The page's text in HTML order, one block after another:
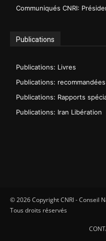
Communiqués CNRI:
Publications
Publications: Livres
Publications: recommandées
Publications: Rapports
Publications: Iran Libération
© 2026 Copyright CNRI - Conseil
Tous droits réservés